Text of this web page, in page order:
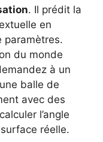
. Il prédit la
en
paramètres.
du monde
à un
balle de
avec des
l’angle
réelle.